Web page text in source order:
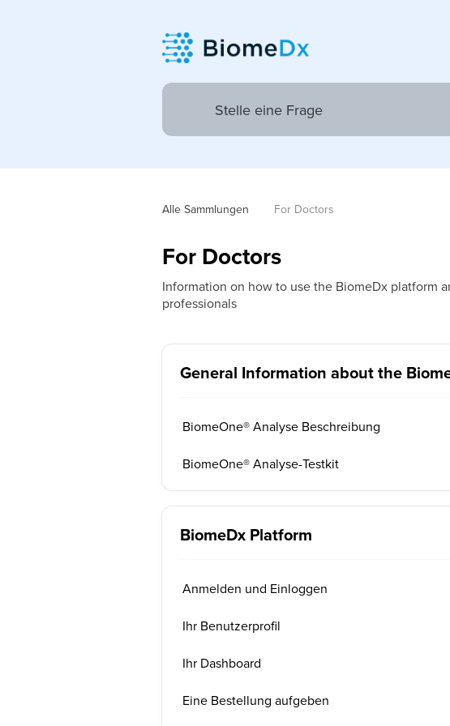
Alle Sammlungen For Doctors
For Doctors
Information on how to use the BiomeDx platform
professionals
General Information about the
BiomeOne® Analyse Beschreibung
BiomeOne® Analyse-Testkit
BiomeDx Platform
Anmelden und Einloggen
Ihr Benutzerprofil
Ihr Dashboard
Eine Bestellung aufgeben